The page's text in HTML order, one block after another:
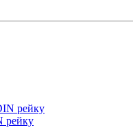
рейку